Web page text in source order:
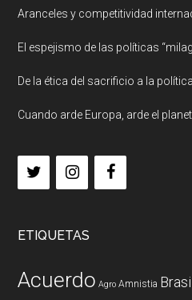
Aranceles y competitividad
El espejismo de las políticas
De la ética del sacrificio a la
Cuando arde Europa, arde el
ETIQUETAS
Acuerdo Agro Amnistia Brasil